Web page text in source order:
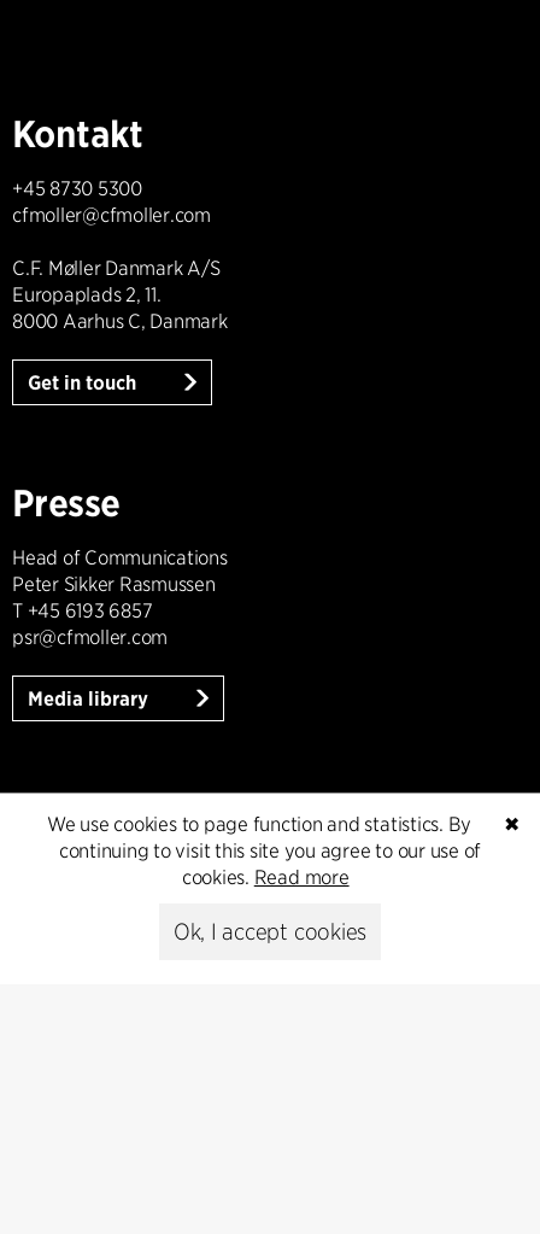
Kontakt
+45 8730 5300
cfmoller@cfmoller.com
C.F. Møller Danmark A/S
Europaplads 2, 11.
8000 Aarhus C, Danmark
Get in touch
Presse
Head of Communications
Peter Sikker Rasmussen
T +45 6193 6857
psr@cfmoller.com
Media library
Subscribe
Subscribe to our newsletter and get
✖
We use cookies to page function and statistics. By
continuing to visit this site you agree to our use of
cookies. Read more
Ok, I accept cookies